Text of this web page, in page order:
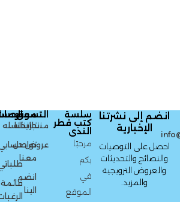
انضم إلى نشرتنا
الإخبارية
احصل على التوصيات
والنصائح والتحديثات
والعروض الترويجية
والمزيد.
سلسة
كتب قطر
الندى
مرحبًا
بكم
في
الموقع
التسوق
منتجاتنا
عروض
تاريخنا
تواصل
معنا
انضم
الينا
السله
قائمة